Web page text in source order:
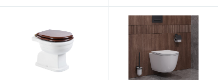
Смесители для ванны и душа